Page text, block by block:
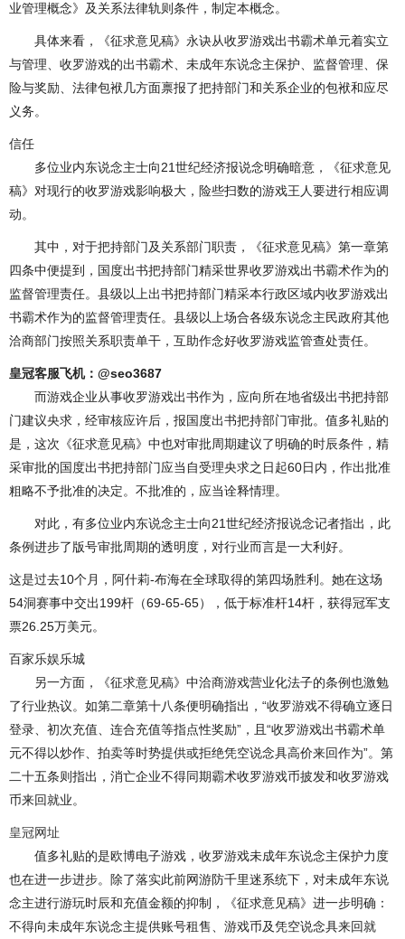
业管理概念》及关系法律轨则条件，制定本概念。
具体来看，《征求意见稿》永诀从收罗游戏出书霸术单元着实立
与管理、收罗游戏的出书霸术、未成年东说念主保护、监督管理、保
险与奖励、法律包袱几方面禀报了把持部门和关系企业的包袱和应尽
义务。
信任
多位业内东说念主士向21世纪经济报说念明确暗意，《征求意见
稿》对现行的收罗游戏影响极大，险些扫数的游戏王人要进行相应调
动。
其中，对于把持部门及关系部门职责，《征求意见稿》第一章第
四条中便提到，国度出书把持部门精采世界收罗游戏出书霸术作为的
监督管理责任。县级以上出书把持部门精采本行政区域内收罗游戏出
书霸术作为的监督管理责任。县级以上场合各级东说念主民政府其他
洽商部门按照关系职责单干，互助作念好收罗游戏监管查处责任。
皇冠客服飞机：@seo3687
而游戏企业从事收罗游戏出书作为，应向所在地省级出书把持部
门建议央求，经审核应许后，报国度出书把持部门审批。值多礼贴的
是，这次《征求意见稿》中也对审批周期建议了明确的时辰条件，精
采审批的国度出书把持部门应当自受理央求之日起60日内，作出批准
粗略不予批准的决定。不批准的，应当诠释情理。
对此，有多位业内东说念主士向21世纪经济报说念记者指出，此
条例进步了版号审批周期的透明度，对行业而言是一大利好。
这是过去10个月，阿什莉-布海在全球取得的第四场胜利。她在这场
54洞赛事中交出199杆（69-65-65），低于标准杆14杆，获得冠军支
票26.25万美元。
百家乐娱乐城
另一方面，《征求意见稿》中洽商游戏营业化法子的条例也激勉
了行业热议。如第二章第十八条便明确指出，“收罗游戏不得确立逐日
登录、初次充值、连合充值等指点性奖励”，且“收罗游戏出书霸术单
元不得以炒作、拍卖等时势提供或拒绝凭空说念具高价来回作为”。第
二十五条则指出，消亡企业不得同期霸术收罗游戏币披发和收罗游戏
币来回就业。
皇冠网址
值多礼贴的是欧博电子游戏，收罗游戏未成年东说念主保护力度
也在进一步进步。除了落实此前网游防千里迷系统下，对未成年东说
念主进行游玩时辰和充值金额的抑制，《征求意见稿》进一步明确：
不得向未成年东说念主提供账号租售、游戏币及凭空说念具来回就